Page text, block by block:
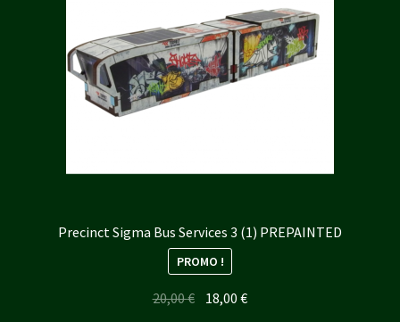
Precinct Sigma Bus Services 3 (1) PREPAINTED
PROMO !
20,00€ Le18,00€Le